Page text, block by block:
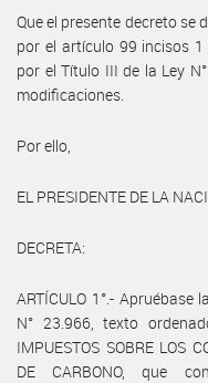
Que el presente decreto se
por el artículo 99 incisos 1
por el Título III de la Ley
modificaciones.
Por ello,
EL PRESIDENTE DE LA
DECRETA:
ARTÍCULO 1°.-
N° 23.966, texto
IMPUESTOS SOBRE LOS
DE CARBONO, que